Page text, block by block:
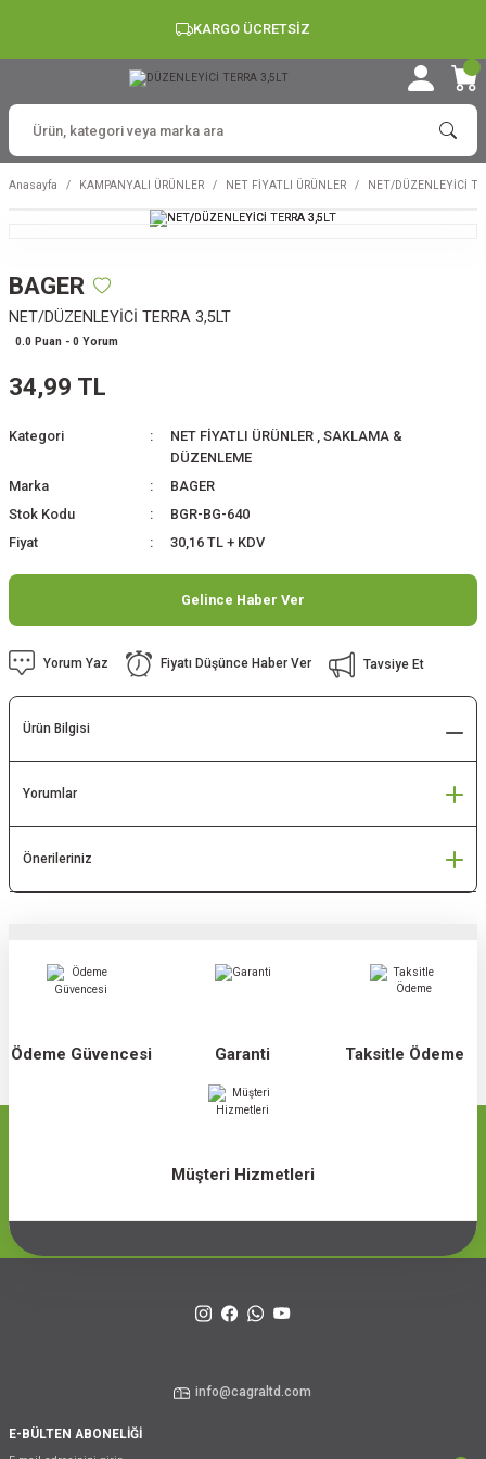
KARGO ÜCRETSİZ
Anasayfa KAMPANYALI ÜRÜNLER NET FİYATLI ÜRÜNLER NET/DÜZENLEYİCİ
BAGER
NET/DÜZENLEYİCİ TERRA 3,5LT
0.0 Puan - 0 Yorum
34,99 TL
Kategori NET FİYATLI ÜRÜNLER , SAKLAMA &
DÜZENLEME
Marka
BAGER
Stok Kodu
BGR-BG-640
Fiyat
30,16 TL + KDV
Gelince Haber Ver
Yorum Yaz Fiyatı Düşünce Haber Ver Tavsiye Et
Ürün Bilgisi
Yorumlar
Önerileriniz
Ödeme Güvencesi Garanti Taksitle Ödeme
Müşteri Hizmetleri
info@cagraltd.com
E-BÜLTEN ABONELİĞİ